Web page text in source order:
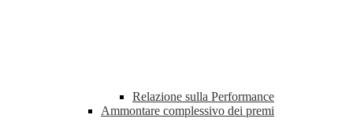
Relazione sulla Performance
Ammontare complessivo dei premi